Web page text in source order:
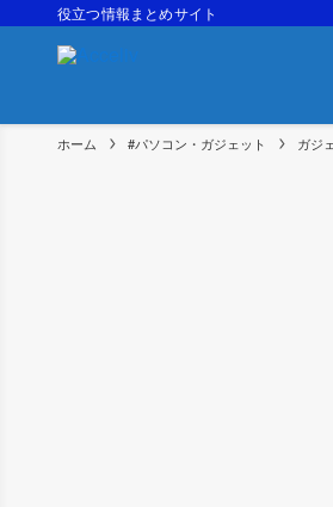
役立つ情報まとめサイト
ホーム #パソコン・ガジェット ガジ